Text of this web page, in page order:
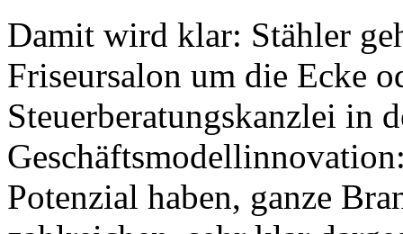
Damit wird klar: Stähler
Friseursalon um die Ecke
Steuerberatungskanzlei in
Potenzial haben, ganze